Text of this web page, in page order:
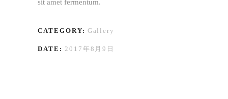
sit amet fermentum.
CATEGORY: Gallery
DATE: 2017年8月9日